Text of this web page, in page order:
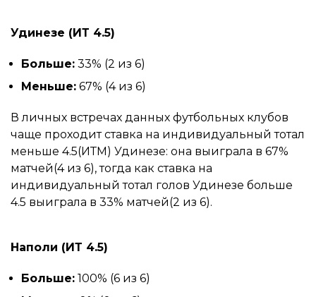
Удинезе (ИТ 4.5)
Больше: 33% (2 из 6)
Меньше: 67% (4 из 6)
В личных встречах данных футбольных клубов
чаще проходит ставка на индивидуальный тотал
меньше 4.5(ИТМ) Удинезе: она выиграла в 67%
матчей(4 из 6), тогда как ставка на
индивидуальный тотал голов Удинезе больше
4.5 выиграла в 33% матчей(2 из 6).
Наполи (ИТ 4.5)
Больше: 100% (6 из 6)